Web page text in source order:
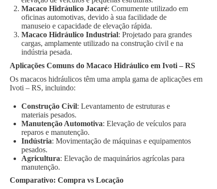
Macaco Hidráulico Jacaré: Comumente utilizado em
oficinas automotivas, devido à sua facilidade de
manuseio e capacidade de elevação rápida.
Macaco Hidráulico Industrial: Projetado para grandes
cargas, amplamente utilizado na construção civil e na
indústria pesada.
Aplicações Comuns do Macaco Hidráulico em Ivoti – RS
Os macacos hidráulicos têm uma ampla gama de aplicações em
Ivoti – RS, incluindo:
Construção Civil: Levantamento de estruturas e
materiais pesados.
Manutenção Automotiva: Elevação de veículos para
reparos e manutenção.
Indústria: Movimentação de máquinas e equipamentos
pesados.
Agricultura: Elevação de maquinários agrícolas para
manutenção.
Comparativo: Compra vs Locação